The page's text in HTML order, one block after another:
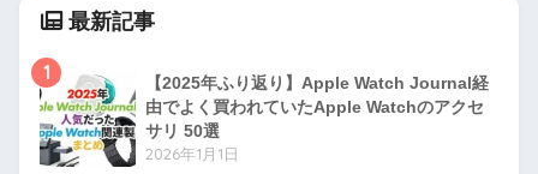
最新記事
1
【2025年ふり返り】Apple Watch Journal経
由でよく買われていたApple Watchのアクセ
サリ 50選
2026年1月1日